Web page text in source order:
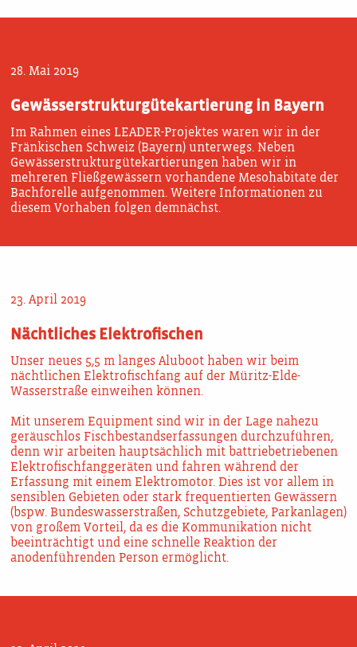
28. Mai 2019
Gewässerstrukturgütekartierung in Bayern
Im Rahmen eines LEADER-Projektes waren wir in der
Fränkischen Schweiz (Bayern) unterwegs. Neben
Gewässerstrukturgütekartierungen haben wir in
mehreren Fließgewässern vorhandene Mesohabitate der
Bachforelle aufgenommen. Weitere Informationen zu
diesem Vorhaben folgen demnächst.
23. April 2019
Nächtliches Elektrofischen
Unser neues 5,5 m langes Aluboot haben wir beim
nächtlichen Elektrofischfang auf der Müritz-Elde-
Wasserstraße einweihen können.
Mit unserem Equipment sind wir in der Lage nahezu
geräuschlos Fischbestandserfassungen durchzuführen,
denn wir arbeiten hauptsächlich mit battriebetriebenen
Elektrofischfanggeräten und fahren während der
Erfassung mit einem Elektromotor. Dies ist vor allem in
sensiblen Gebieten oder stark frequentierten Gewässern
(bspw. Bundeswasserstraßen, Schutzgebiete, Parkanlagen)
von großem Vorteil, da es die Kommunikation nicht
beeinträchtigt und eine schnelle Reaktion der
anodenführenden Person ermöglicht.